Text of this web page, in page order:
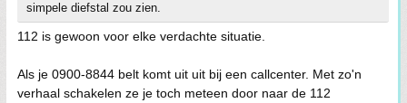
simpele diefstal zou zien.
112 is gewoon voor elke verdachte situatie.
Als je 0900-8844 belt komt uit uit bij een callcenter. Met zo'n
verhaal schakelen ze je toch meteen door naar de 112